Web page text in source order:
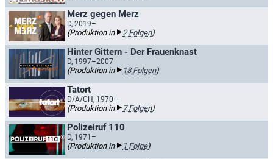
Merz gegen Merz
D, 2019–
(Produktion in 2 Folgen)
Hinter Gittern - Der Frauenknast
D, 1997–2007
(Produktion in 18 Folgen)
Tatort
D/A/CH, 1970–
(Produktion in 7 Folgen)
Polizeiruf 110
D, 1971–
(Produktion in 1 Folge)